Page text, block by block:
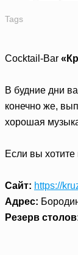
Tags
Cocktail-Bar
В будние дни
конечно же,
хорошая
Если вы
Сайт: https://
Адрес:
Резерв